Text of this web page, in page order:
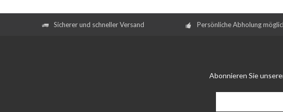
Sicherer und schneller Versand Persönliche Abholung
Abonnieren Sie